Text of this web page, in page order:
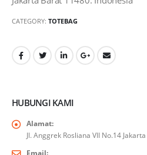
CATEGORY: TOTEBAG
HUBUNGI KAMI
Alamat:
Jl. Anggrek Rosliana VII No.14
Email: